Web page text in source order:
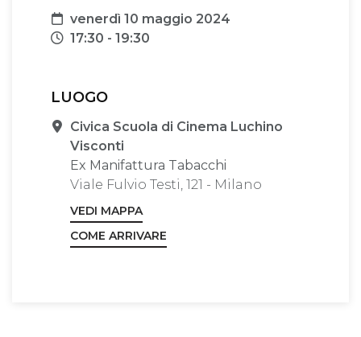
Data
venerdì 10 maggio 2024
Orari
17:30 - 19:30
LUOGO
Sede
Civica Scuola di Cinema Luchino
Visconti
Ex Manifattura Tabacchi
Viale Fulvio Testi, 121 - Milano
VEDI MAPPA
COME ARRIVARE